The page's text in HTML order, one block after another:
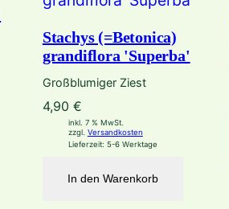
Stachys (=Betonica)
grandiflora 'Superba'
Großblumiger Ziest
4,90 €
inkl. 7 % MwSt.
zzgl. Versandkosten
Lieferzeit: 5-6 Werktage
In den Warenkorb